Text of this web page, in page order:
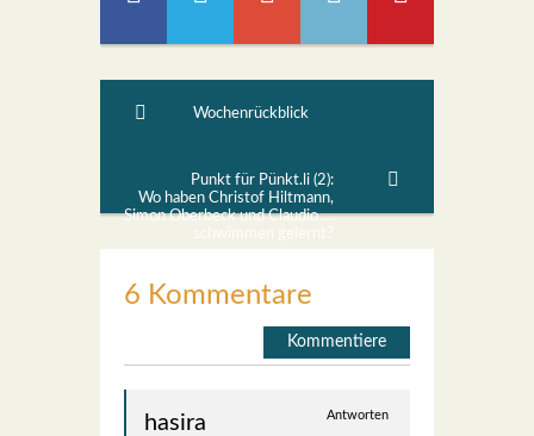
Wochenrückblick
Punkt für Pünkt.li (2):
Wo haben Christof Hiltmann,
Simon Oberbeck und Claudio Botti
schwimmen gelernt?
6 Kommentare
Kommentiere
hasira Antworten